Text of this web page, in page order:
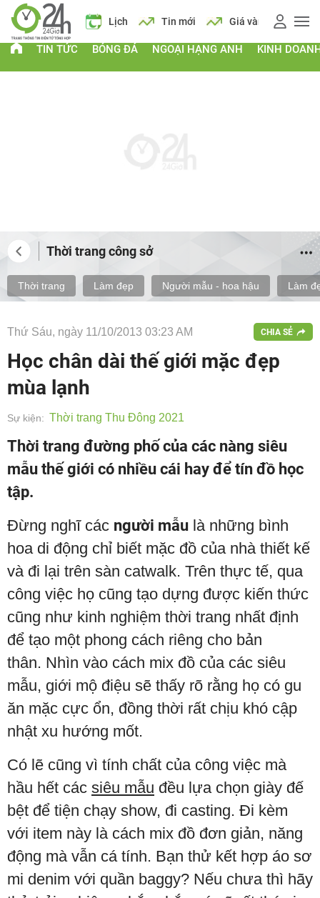
Giá xăng Lịch Tin mới Giá vàng Giá xăng
TIN TỨC BÓNG ĐÁ NGOẠI HẠNG ANH KINH
Thời trang công sở
Thời trang Làm đẹp Người mẫu - hoa hậu Làm
Thứ Sáu, ngày 11/10/2013 03:23 AM CHIA SẺ
Học chân dài thế giới mặc đẹp
mùa lạnh
Sự kiện: Thời trang Thu Đông 2021
Thời trang đường phố của các nàng siêu
mẫu thế giới có nhiều cái hay để tín đồ học
tập.
Đừng nghĩ các người mẫu là những bình
hoa di động chỉ biết mặc đồ của nhà thiết kế
và đi lại trên sàn catwalk. Trên thực tế, qua
công việc họ cũng tạo dựng được kiến thức
cũng như kinh nghiệm thời trang nhất định
để tạo một phong cách riêng cho bản
thân. Nhìn vào cách mix đồ của các siêu
mẫu, giới mộ điệu sẽ thấy rõ rằng họ có gu
ăn mặc cực ổn, đồng thời rất chịu khó cập
nhật xu hướng mốt.
Có lẽ cũng vì tính chất của công việc mà
hầu hết các siêu mẫu đều lựa chọn giày đế
bệt để tiện chạy show, đi casting. Đi kèm
với item này là cách mix đồ đơn giản, năng
động mà vẫn cá tính. Bạn thử kết hợp áo sơ
mi denim với quần baggy? Nếu chưa thì hãy